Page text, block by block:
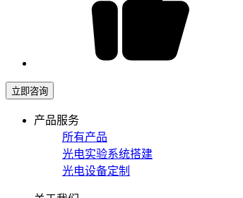
立即咨询
产品服务
所有产品
光电实验系统搭建
光电设备定制